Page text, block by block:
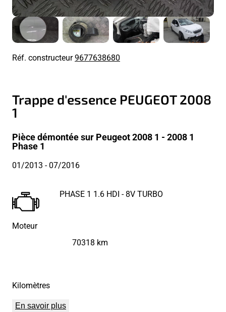
Réf. constructeur9677638680
Trappe d'essence PEUGEOT 2008
1
Pièce démontée sur Peugeot 2008 1 - 2008 1
Phase 1
01/2013 - 07/2016
Moteur
PHASE 1 1.6 HDI - 8V TURBO
Kilomètres
70318 km
En savoir plus